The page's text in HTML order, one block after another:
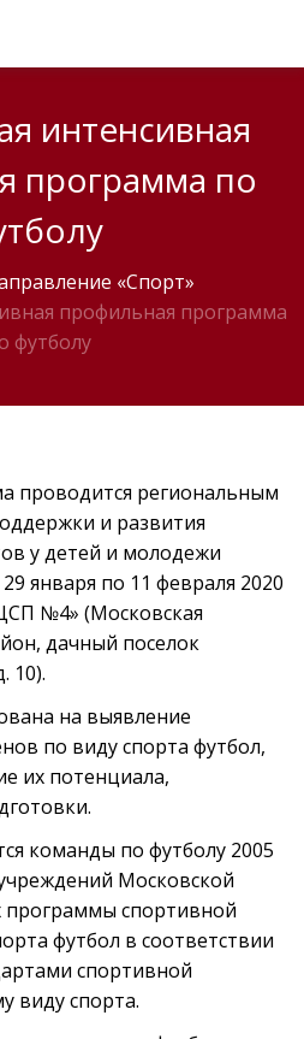
интенсивная
программа по
«Спорт»
профильная программа
футболу
проводится региональным
и развития
у детей и молодежи
января по 11 февраля 2020
№4» (Московская
дачный поселок
10).
на выявление
по виду спорта футбол,
их потенциала,
команды по футболу 2005
Московской
спортивной
футбол в соответствии
спортивной
виду спорта.